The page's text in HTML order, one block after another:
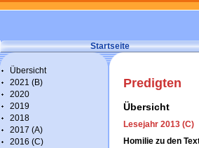
Startseite
Übersicht
2021 (B)
2020
2019
2018
2017 (A)
2016 (C)
Predigten
Übersicht
Lesejahr 2013 (C)
Homilie zu den